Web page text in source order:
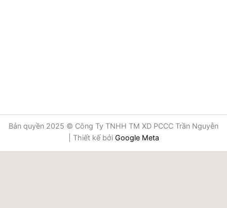
Bản quyền 2025 © Công Ty TNHH TM XD PCCC Trần Nguyễn
| Thiết kế bởi Google Meta